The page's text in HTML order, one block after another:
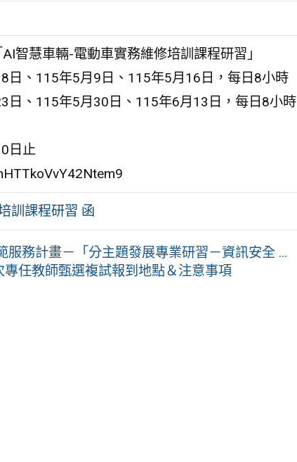
智慧車輛-電動車實務維修培訓課程研習」
日、115年5月9日、115年5月16日，每日8小時
日、115年5月30日、115年6月13日，每日8小時
日止
訓課程研習 函
服務計畫－「分主題發展專業研習－資訊安全 ...
任教師甄選複試報到地點＆注意事項